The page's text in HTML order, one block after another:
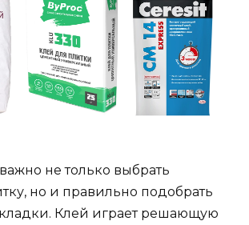
не только выбрать
но и правильно подобрать
Клей играет решающую